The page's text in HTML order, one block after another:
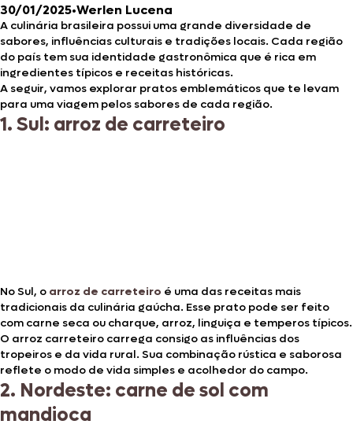
30/01/2025•Werlen Lucena
A culinária brasileira possui uma grande diversidade de
sabores, influências culturais e tradições locais. Cada região
do país tem sua identidade gastronômica que é rica em
ingredientes típicos e receitas históricas.
A seguir, vamos explorar pratos emblemáticos que te levam
para uma viagem pelos sabores de cada região.
1. Sul: arroz de carreteiro
No Sul, o arroz de carreteiro é uma das receitas mais
tradicionais da culinária gaúcha. Esse prato pode ser feito
com carne seca ou charque, arroz, linguiça e temperos típicos.
O arroz carreteiro carrega consigo as influências dos
tropeiros e da vida rural. Sua combinação rústica e saborosa
reflete o modo de vida simples e acolhedor do campo.
2. Nordeste: carne de sol com
mandioca